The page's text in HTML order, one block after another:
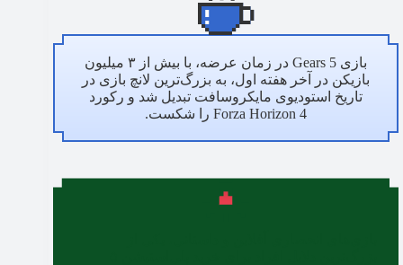
بازی Gears 5 در زمان عرضه، با بیش از ۳ میلیون
بازیکن در آخر هفته اول، به بزرگ‌ترین لانچ بازی در
تاریخ استودیوی مایکروسافت تبدیل شد و رکورد
Forza Horizon 4 را شکست.